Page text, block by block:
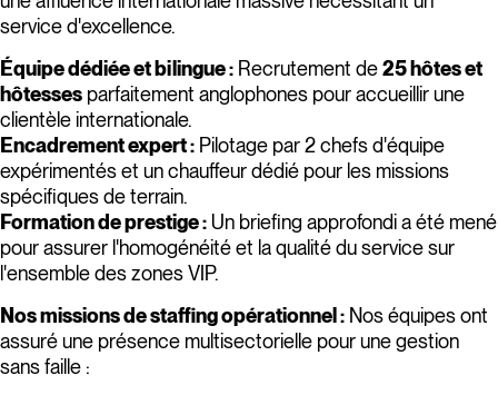
service d'excellence.
Équipe dédiée et bilingue : Recrutement de25 hôtes et
hôtesses parfaitement anglophones pour accueillir une
clientèle internationale.
Encadrement expert : Pilotage par 2 chefs d'équipe
expérimentés et un chauffeur dédié pour les missions
spécifiques de terrain.
Formation de prestige :Un briefing approfondi a été mené
pour assurer l'homogénéité et la qualité du service sur
l'ensemble des zones VIP.
Nos missions de staffing opérationnel : Nos équipes ont
assuré une présence multisectorielle pour une gestion
sans faille :